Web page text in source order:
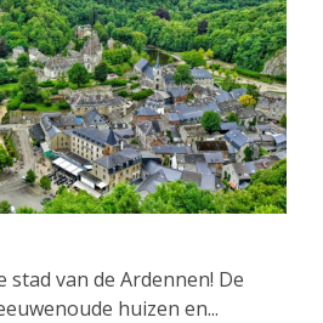
stad van de Ardennen! De
huizen en...